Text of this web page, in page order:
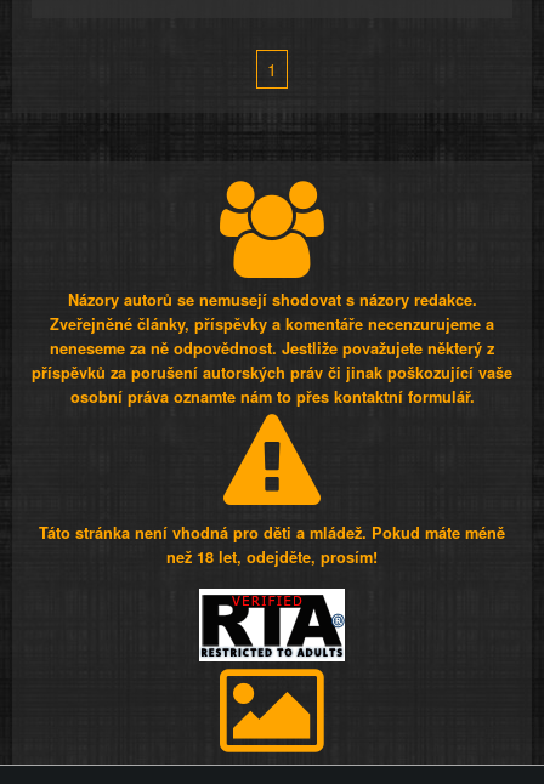
1
Názory autorů se nemusejí shodovat s názory redakce.
Zveřejněné články, příspěvky a komentáře necenzurujeme a
neneseme za ně odpovědnost. Jestliže považujete některý z
příspěvků za porušení autorských práv či jinak poškozující vaše
osobní práva oznamte nám to přes kontaktní formulář.
Táto stránka není vhodná pro děti a mládež. Pokud máte méně
než 18 let, odejděte, prosím!